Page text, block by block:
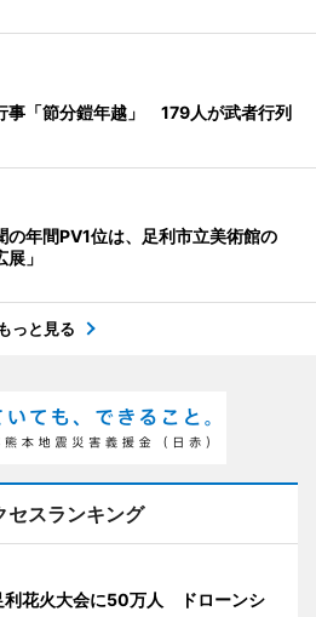
事「節分鎧年越」 179人が武者行列
の年間PV1位は、足利市立美術館の
展」
もっと見る
セスランキング
利花火大会に50万人 ドローンシ